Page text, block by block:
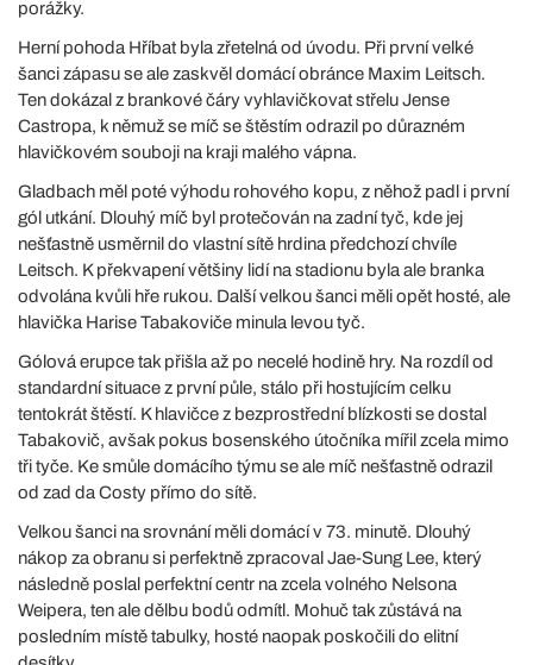
porážky.
Herní pohoda Hříbat byla zřetelná od úvodu. Při první velké
šanci zápasu se ale zaskvěl domácí obránce Maxim Leitsch.
Ten dokázal z brankové čáry vyhlavičkovat střelu Jense
Castropa, k němuž se míč se štěstím odrazil po důrazném
hlavičkovém souboji na kraji malého vápna.
Gladbach měl poté výhodu rohového kopu, z něhož padl i první
gól utkání. Dlouhý míč byl protečován na zadní tyč, kde jej
nešťastně usměrnil do vlastní sítě hrdina předchozí chvíle
Leitsch. K překvapení většiny lidí na stadionu byla ale branka
odvolána kvůli hře rukou. Další velkou šanci měli opět hosté, ale
hlavička Harise Tabakoviče minula levou tyč.
Gólová erupce tak přišla až po necelé hodině hry. Na rozdíl od
standardní situace z první půle, stálo při hostujícím celku
tentokrát štěstí. K hlavičce z bezprostřední blízkosti se dostal
Tabakovič, avšak pokus bosenského útočníka mířil zcela mimo
tři tyče. Ke smůle domácího týmu se ale míč nešťastně odrazil
od zad da Costy přímo do sítě.
Velkou šanci na srovnání měli domácí v 73. minutě. Dlouhý
nákop za obranu si perfektně zpracoval Jae-Sung Lee, který
následně poslal perfektní centr na zcela volného Nelsona
Weipera, ten ale dělbu bodů odmítl. Mohuč tak zůstává na
posledním místě tabulky, hosté naopak poskočili do elitní